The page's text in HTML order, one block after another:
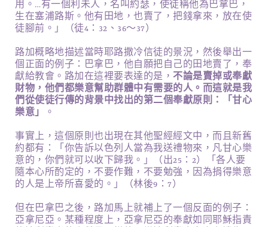
用。…有一個利未人，名叫約瑟，使徒稱他為巴拿巴，
生在塞浦路斯。他有田地，也賣了，把錢拿來，放在使
徒腳前。」（徒4：32、36～37）
路加概略地描述當時耶路撒冷信徒的景況，然後舉出一
個正面的例子：巴拿巴，他自願把自己的田地賣了，奉
獻給教會。路加在這裡要表達的是， 不論是賣掉或奉獻
財物，他們都樂意幫助群體中有需要的人。而這就是我
們從使徒行傳的背景中找出的第二個奉獻原則：「甘心
樂意」
。
事實上，這個原則也出現在其他聖經經文中，而且新舊
約都有：「你告訴以色列人當為我送禮物來，凡甘心樂
意的，你們就可以收下歸我。」（出25：2）「各人要
隨本心所酌定的，不要作難，不要勉強，因為捐得樂意
的人是上帝所喜愛的。」（林後9：7）
但在巴拿巴之後，路加馬上就補上了一個反面的例子：
亞拿尼亞。某種程度上，亞拿尼亞的奉獻如同耶穌指責